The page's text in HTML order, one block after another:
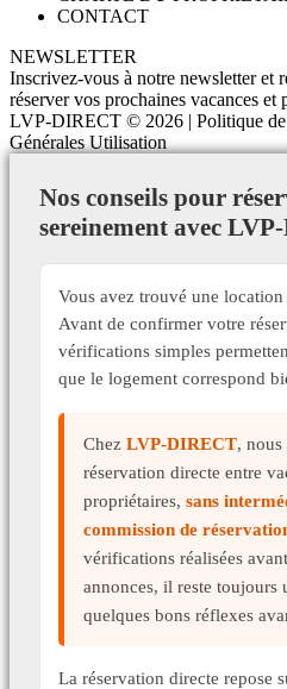
CONTACT
NEWSLETTER
Inscrivez-vous à notre newsletter et
réserver vos prochaines vacances
LVP-DIRECT © 2026 | Politique
Générales Utilisation
Nos conseils pour
sereinement avec
Vous avez trouvé une
Avant de confirmer votre
vérifications simples
que le logement correspond
Chez LVP-DIRECT, nous
réservation directe entre
propriétaires, sans
commission de
vérifications réalisées
annonces, il reste toujours
quelques bons réflexes
La réservation directe repose